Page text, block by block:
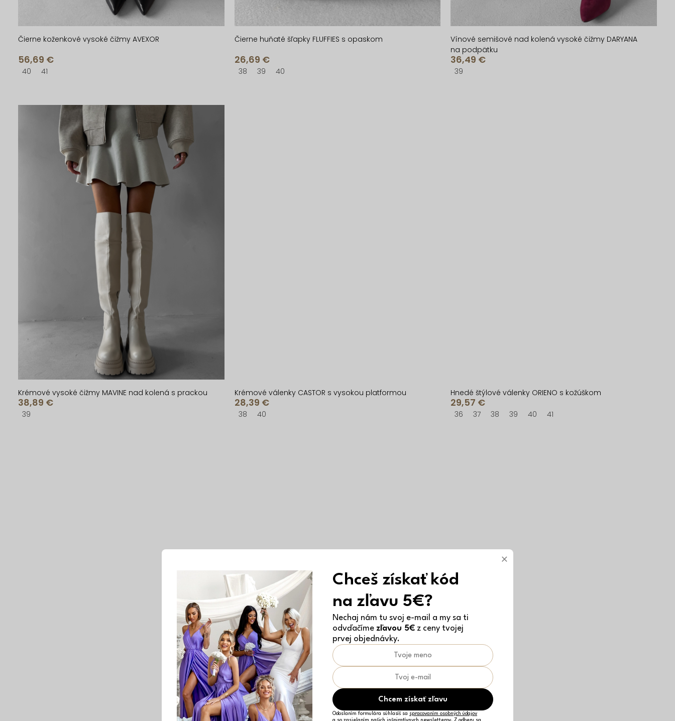
v
v
Čierne koženkové vysoké čižmy AVEXOR
56,69 €
40 41
Čierne huňaté šľapky FLUFFIES s opaskom
26,69 €
38 39 40
Vínové semišové nad kolená vysoké čižmy DARYANA
na podpätku
36,49 €
39
Krémové vysoké čižmy MAVINE nad kolená s prackou
38,89 €
39
Krémové válenky CASTOR s vysokou platformou
28,39 €
38 40
Hnedé štýlové válenky ORIENO s kožúškom
29,57 €
36 37 38 39 40 41
×
Chceš získať kód
na zľavu 5€?
Nechaj nám tu svoj e-mail a my sa ti
odvďačíme zľavou 5€ z ceny tvojej
prvej objednávky.
Chcem získať zľavu
Odoslaním formulára súhlasíš sa spracovaním osobných údajov
a so zasielaním našich inšpiratívnych newsletterov. Z odberu sa